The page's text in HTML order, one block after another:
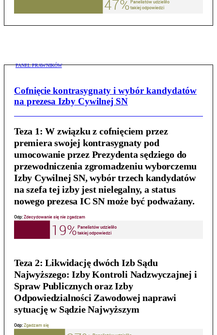
PANEL PRAWNIKÓW
Cofnięcie kontrasygnaty i wybór kandydatów
na prezesa Izby Cywilnej SN
Teza 1: W związku z cofnięciem przez
premiera swojej kontrasygnaty pod
umocowanie przez Prezydenta sędziego do
przewodniczenia zgromadzeniu wyborczemu
Izby Cywilnej SN, wybór trzech kandydatów
na szefa tej izby jest nielegalny, a status
nowego prezesa IC SN może być podważany.
Teza 2: Likwidację dwóch Izb Sądu
Najwyższego: Izby Kontroli Nadzwyczajnej i
Spraw Publicznych oraz Izby
Odpowiedzialności Zawodowej naprawi
sytuację w Sądzie Najwyższym